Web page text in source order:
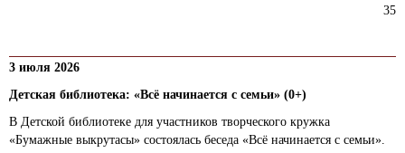
35
3 июля 2026
Детская библиотека: «Всё начинается с семьи» (0+)
В Детской библиотеке для участников творческого кружка
«Бумажные выкрутасы» состоялась беседа «Всё начинается с семьи».